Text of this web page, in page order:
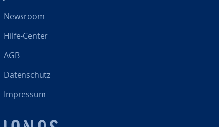
Newsroom
Hilfe-Center
AGB
Da­ten­schutz
Impressum